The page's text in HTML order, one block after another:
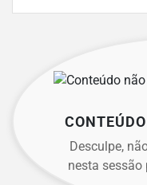
Desculpe,
nesta sessão